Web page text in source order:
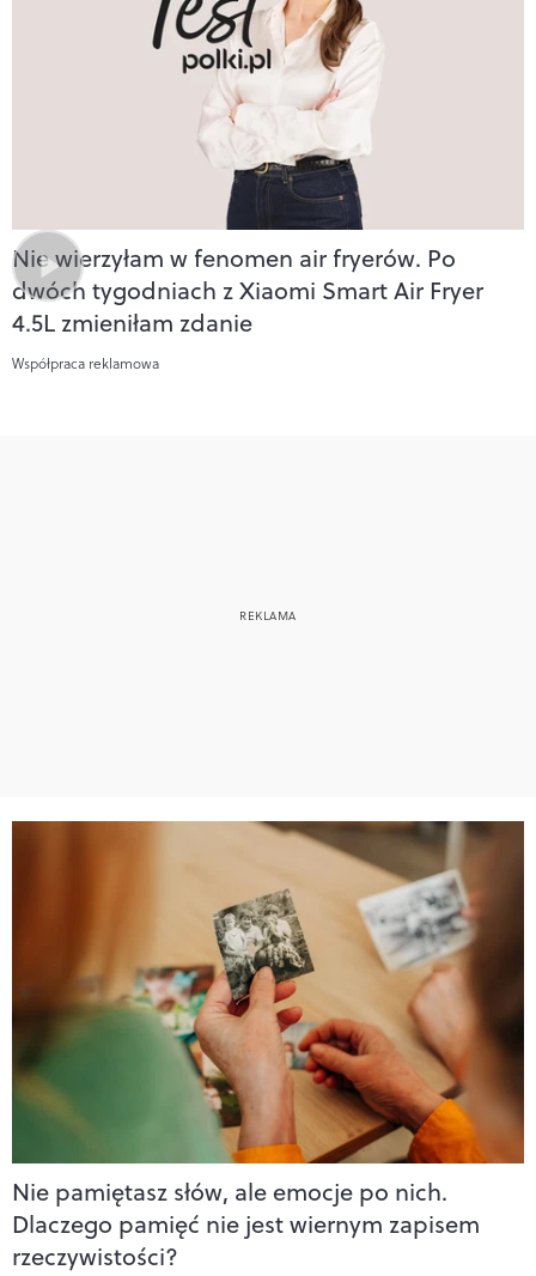
Nie wierzyłam w fenomen air fryerów. Po
dwóch tygodniach z Xiaomi Smart Air Fryer
4.5L zmieniłam zdanie
Współpraca reklamowa
Nie pamiętasz słów, ale emocje po nich.
Dlaczego pamięć nie jest wiernym zapisem
rzeczywistości?